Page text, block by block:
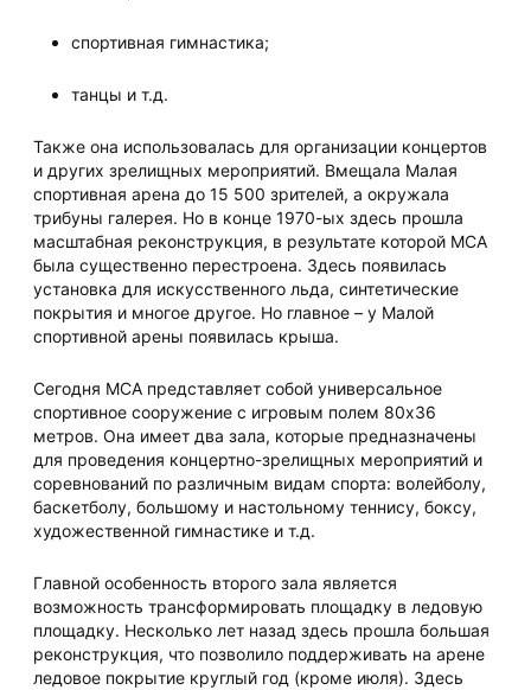
спортивная гимнастика;
танцы и т.д.
Также она использовалась для организации концертов
и других зрелищных мероприятий. Вмещала Малая
спортивная арена до 15 500 зрителей, а окружала
трибуны галерея. Но в конце 1970-ых здесь прошла
масштабная реконструкция, в результате которой МСА
была существенно перестроена. Здесь появилась
установка для искусственного льда, синтетические
покрытия и многое другое. Но главное – у Малой
спортивной арены появилась крыша.
Сегодня МСА представляет собой универсальное
спортивное сооружение с игровым полем 80x36
метров. Она имеет два зала, которые предназначены
для проведения концертно-зрелищных мероприятий и
соревнований по различным видам спорта: волейболу,
баскетболу, большому и настольному теннису, боксу,
художественной гимнастике и т.д.
Главной особенность второго зала является
возможность трансформировать площадку в ледовую
площадку. Несколько лет назад здесь прошла большая
реконструкция, что позволило поддерживать на арене
ледовое покрытие круглый год (кроме июля). Здесь